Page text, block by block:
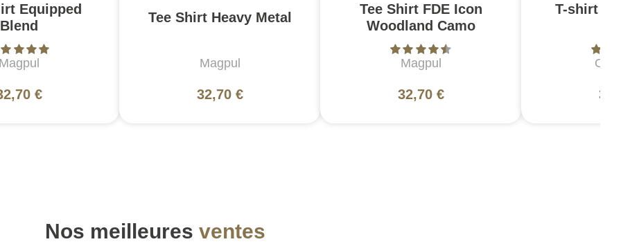
Equipped
Blend
€
Tee Shirt Heavy Metal
Magpul
32,70 €
Tee Shirt FDE Icon
Woodland Camo
Magpul
32,70 €
T-shirt
Nos meilleures ventes